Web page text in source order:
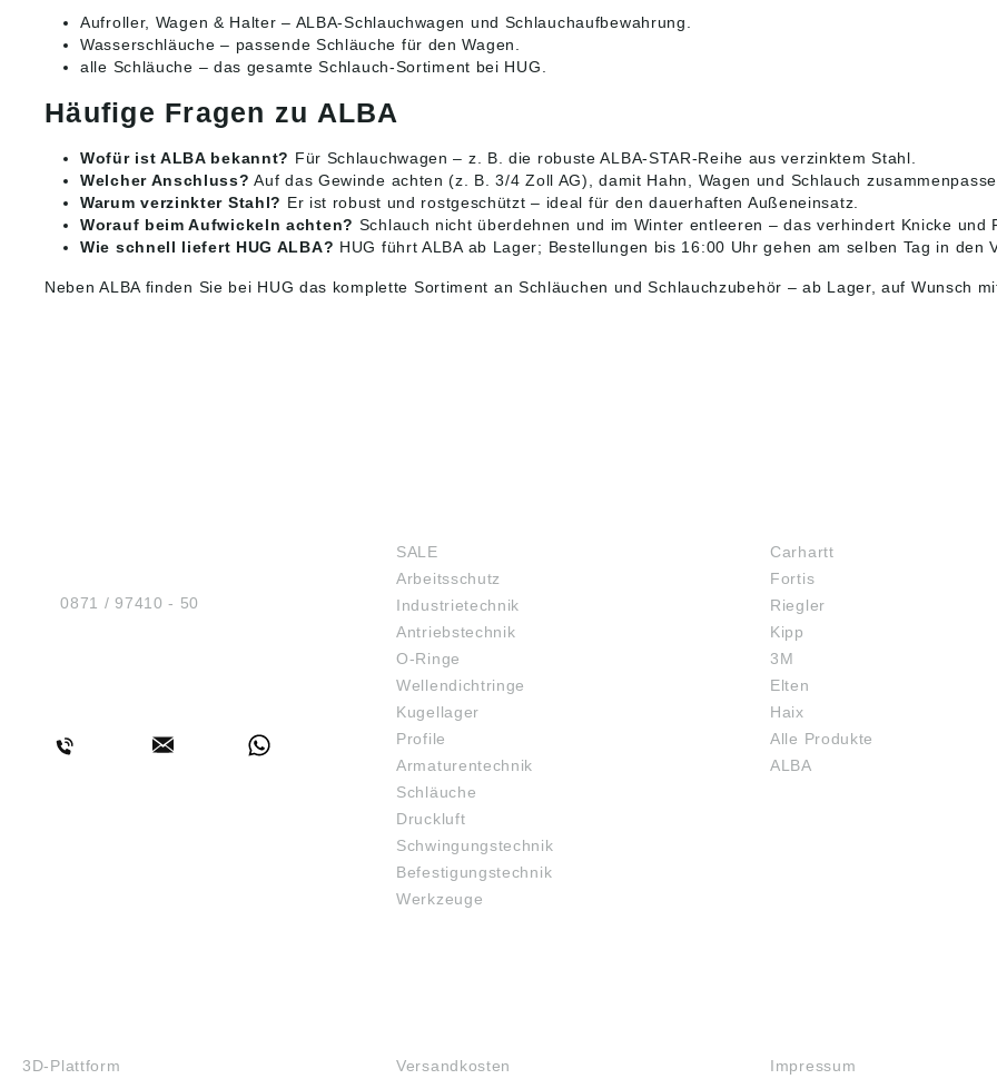
Aufroller, Wagen & Halter – ALBA-Schlauchwagen und Schlauchaufbewahrung.
Wasserschläuche – passende Schläuche für den Wagen.
alle Schläuche – das gesamte Schlauch-Sortiment bei HUG.
Häufige Fragen zu ALBA
Wofür ist ALBA bekannt? Für Schlauchwagen – z. B. die robuste ALBA-STAR-Reihe aus verzinktem Stahl.
Welcher Anschluss? Auf das Gewinde achten (z. B. 3/4 Zoll AG), damit Hahn, Wagen und Schlauch
Warum verzinkter Stahl? Er ist robust und rostgeschützt – ideal für den dauerhaften Außeneinsatz.
Worauf beim Aufwickeln achten? Schlauch nicht überdehnen und im Winter entleeren – das verhindert Knicke und
Wie schnell liefert HUG ALBA? HUG führt ALBA ab Lager; Bestellungen bis 16:00 Uhr gehen am selben Tag in den
Neben ALBA finden Sie bei HUG das komplette Sortiment an Schläuchen und Schlauchzubehör – ab Lager, auf Wunsch
Tel.:0871 / 97410 - 50
SALE
Arbeitsschutz
Industrietechnik
Antriebstechnik
O-Ringe
Wellendichtringe
Kugellager
Profile
Armaturentechnik
Schläuche
Druckluft
Schwingungstechnik
Befestigungstechnik
Werkzeuge
Carhartt
Fortis
Riegler
Kipp
3M
Elten
Haix
Alle Produkte
ALBA
3D-Plattform Versandkosten Impressum